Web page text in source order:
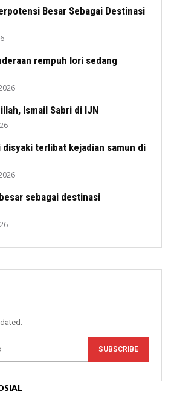
Besar Sebagai Destinasi
rempuh lori sedang
Ismail Sabri di IJN
disyaki terlibat kejadian samun di
sebagai destinasi
SUBSCRIBE